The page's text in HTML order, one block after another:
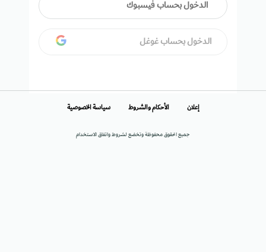
الدخول بحساب فيسبوك
الدخول بحساب غوغل
جميع الحقوق محفوظة وتخضع لشروط واتفاق الاستخدام
إعلان الأحكام والشروط سياسة الخصوصية